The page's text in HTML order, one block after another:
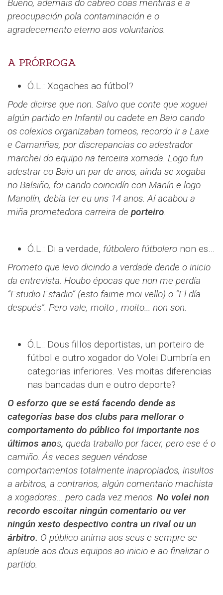
Bueno, ademais do cabreo coas mentiras e a
preocupación pola contaminación e o
agradecemento eterno aos voluntarios.
A PRÓRROGA
Ó.L.: Xogaches ao fútbol?
Pode dicirse que non. Salvo que conte que xoguei
algún partido en Infantil ou cadete en Baio cando
os colexios organizaban torneos, recordo ir a Laxe
e Camariñas, por discrepancias co adestrador
marchei do equipo na terceira xornada. Logo fun
adestrar co Baio un par de anos, aínda se xogaba
no Balsiño, foi cando coincidín con Manín e logo
Manolín, debía ter eu uns 14 anos. Aí acabou a
miña prometedora carreira de porteiro.
Ó.L.: Di a verdade, fútbolero fútbolero non es…
Prometo que levo dicindo a verdade dende o inicio
da entrevista. Houbo épocas que non me perdía
“Estudio Estadio” (esto faime moi vello) o “El día
después”. Pero vale, moito , moito... non son.
Ó.L.: Dous fillos deportistas, un porteiro de
fútbol e outro xogador do Volei Dumbría en
categorias inferiores. Ves moitas diferencias
nas bancadas dun e outro deporte?
O esforzo que se está facendo dende as
categorías base dos clubs para mellorar o
comportamento do público foi importante nos
últimos anos, queda traballo por facer, pero ese é o
camiño. Ás veces seguen véndose
comportamentos totalmente inapropiados, insultos
a arbitros, a contrarios, algún comentario machista
a xogadoras... pero cada vez menos. No volei non
recordo escoitar ningún comentario ou ver
ningún xesto despectivo contra un rival ou un
árbitro. O público anima aos seus e sempre se
aplaude aos dous equipos ao inicio e ao finalizar o
partido.